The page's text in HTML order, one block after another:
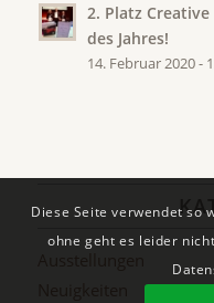
2. Platz
des Jahres!
14. Februar 2020 -
Diese Seite verwendet so
ohne geht es leider